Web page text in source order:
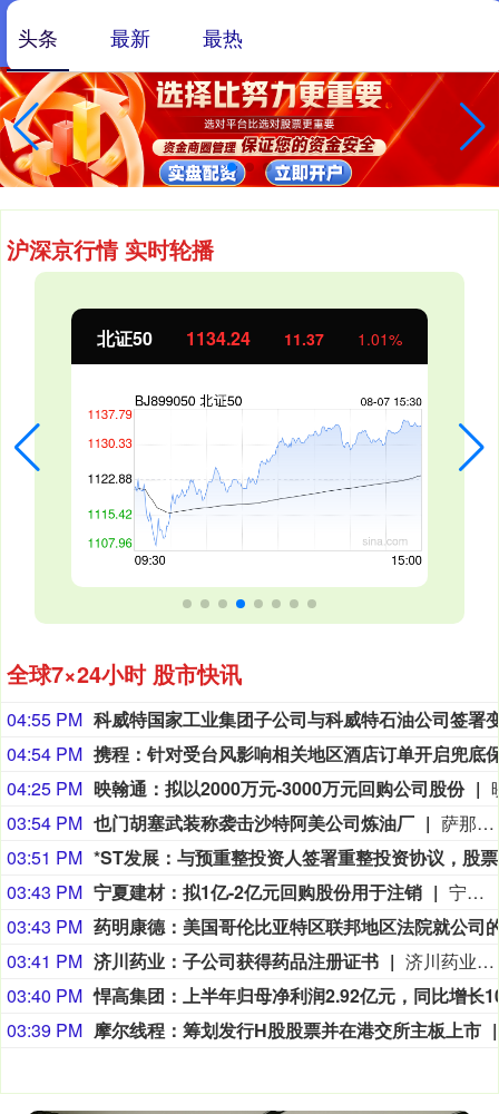
沪深京行情 实时轮播
北证50 1134.24 11.37 1.01%
全球7×24小时 股市快讯
04:55 PM
04:54 PM
04:25 PM 映翰通：拟以2000万元-3000万元回购公司股份
03:54 PM 也门胡塞武装称袭击沙特阿美公司炼油厂
萨那消息：也门胡塞武装9日称，该组织使用无人机对位于沙特阿拉伯吉赞的沙特阿美公司炼油厂发动了“精准打击”。 胡塞武装发言人叶海亚·萨雷亚在声明中说，此次打击是为了回应不久前沙特无人机侵犯也门领空的行为。 沙特阿拉伯能源部9日早些时候在社交媒体上说，位于吉赞的沙特阿美公司炼油厂的一处设施当天凌晨发生火灾。该公司工业安全消防队已将火灾扑灭，事故未造成人员伤亡。(新华社)
03:51 PM
03:43 PM 宁夏建材：拟1亿-2亿元回购股份用于注销
宁夏建材公告称，公司拟以集中竞价交易方式回购股份，资金总额不低于1亿元且不超过2亿元，回购价格不超过19.47元/股，回购期限为自股东会审议通过回购方案之日起3个月内。回购股份将用于注销，预计回购数量为513.61万-1027.22万股，占总股本的1.07%-2.15%。本次回购尚需股东会审议，存在未通过、无法实施等风险。
03:43 PM
03:41 PM 济川药业：子公司获得药品注册证书
济川药业(600566)8月9日公告，全资子公司济川药业集团有限公司收到国家药品监督管理局核准签发的小儿通便颗粒《药品注册证书》和美沙拉秦缓释颗粒《药品注册证书》。
03:40 PM
03:39 PM 摩尔线程：筹划发行H股股票并在港交所主板上市
头条 最新 最热